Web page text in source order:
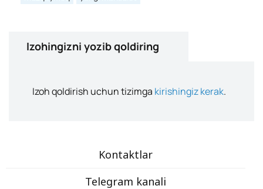
Izohingizni yozib qoldiring
Izoh qoldirish uchun tizimga kirishingiz kerak.
Kontaktlar
Telegram kanali